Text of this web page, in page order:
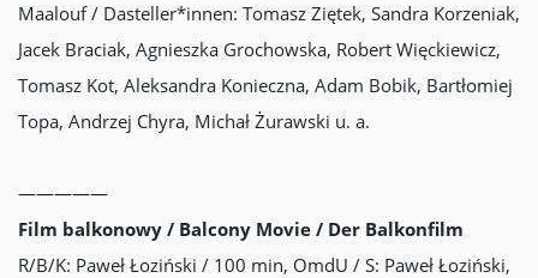
Maalouf / Dasteller*innen: Tomasz Ziętek, Sandra Korzeniak,
Jacek Braciak, Agnieszka Grochowska, Robert Więckiewicz,
Tomasz Kot, Aleksandra Konieczna, Adam Bobik, Bartłomiej
Topa, Andrzej Chyra, Michał Żurawski u. a.
—————
Film balkonowy / Balcony Movie / Der Balkonfilm
R/B/K: Paweł Łoziński / 100 min, OmdU / S: Paweł Łoziński,